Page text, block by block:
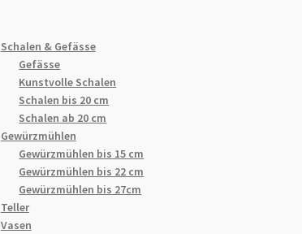
Schalen & Gefässe
Gefässe
Kunstvolle Schalen
Schalen bis 20 cm
Schalen ab 20 cm
Gewürzmühlen
Gewürzmühlen bis 15 cm
Gewürzmühlen bis 22 cm
Gewürzmühlen bis 27cm
Teller
Vasen